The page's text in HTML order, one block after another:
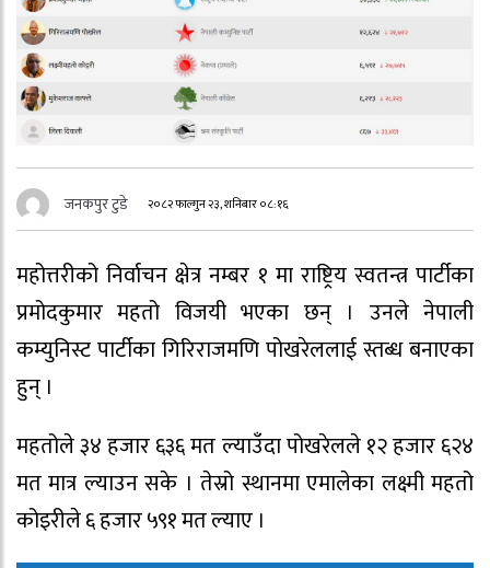
जनकपुर टुडे २०८२ फाल्गुन २३, शनिबार ०८:१६
महोत्तरीको निर्वाचन क्षेत्र नम्बर १ मा राष्ट्रिय स्वतन्त्र पार्टीका
प्रमोदकुमार महतो विजयी भएका छन् । उनले नेपाली
कम्युनिस्ट पार्टीका गिरिराजमणि पोखरेललाई स्तब्ध बनाएका
हुन् ।
महतोले ३४ हजार ६३६ मत ल्याउँदा पोखरेलले १२ हजार ६२४
मत मात्र ल्याउन सके । तेस्रो स्थानमा एमालेका लक्ष्मी महतो
कोइरीले ६ हजार ५९१ मत ल्याए ।